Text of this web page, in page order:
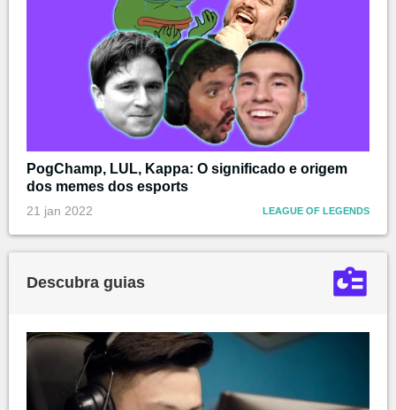
PogChamp, LUL, Kappa: O significado e origem
dos memes dos esports
21 jan 2022 LEAGUE OF LEGENDS
Descubra guias